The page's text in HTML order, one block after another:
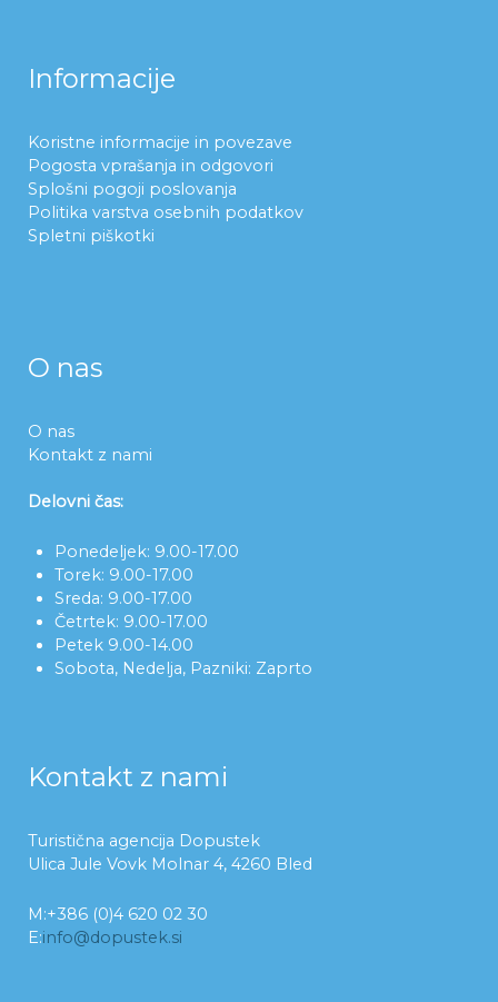
Informacije
Koristne informacije in povezave
Pogosta vprašanja in odgovori
Splošni pogoji poslovanja
Politika varstva osebnih podatkov
Spletni piškotki
O nas
O nas
Kontakt z nami
Delovni čas:
Ponedeljek: 9.00-17.00
Torek: 9.00-17.00
Sreda: 9.00-17.00
Četrtek: 9.00-17.00
Petek 9.00-14.00
Sobota, Nedelja, Pazniki: Zaprto
Kontakt z nami
Turistična agencija Dopustek
Ulica Jule Vovk Molnar 4, 4260 Bled
M:+386 (0)4 620 02 30
E:info@dopustek.si